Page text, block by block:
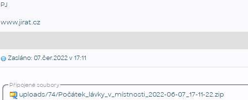
PJ
www.jirat.cz
Zasláno: 07.čer.2022 v 17:11
Připojené soubory
uploads/74/Počátek_lávky_v_místnosti_2022-06-07_17-11-22.zip